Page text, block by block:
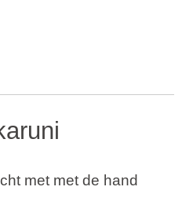
met met de hand